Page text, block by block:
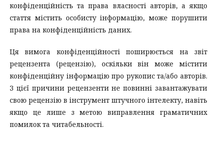
конфіденційність та права власності авторів, а якщо
стаття містить особисту інформацію, може порушити
права на конфіденційність даних.
Ця вимога конфіденційності поширюється на звіт
рецензента (рецензію), оскільки він може містити
конфіденційну інформацію про рукопис та/або авторів.
З цієї причини рецензенти не повинні завантажувати
свою рецензію в інструмент штучного інтелекту, навіть
якщо це лише з метою виправлення граматичних
помилок та читабельності.